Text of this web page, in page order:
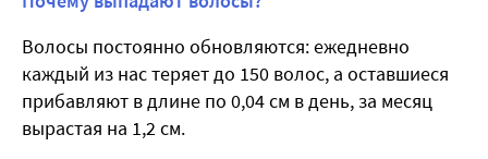
Волосы постоянно обновляются: ежедневно
каждый из нас теряет до 150 волос, а оставшиеся
прибавляют в длине по 0,04 см в день, за месяц
вырастая на 1,2 см.